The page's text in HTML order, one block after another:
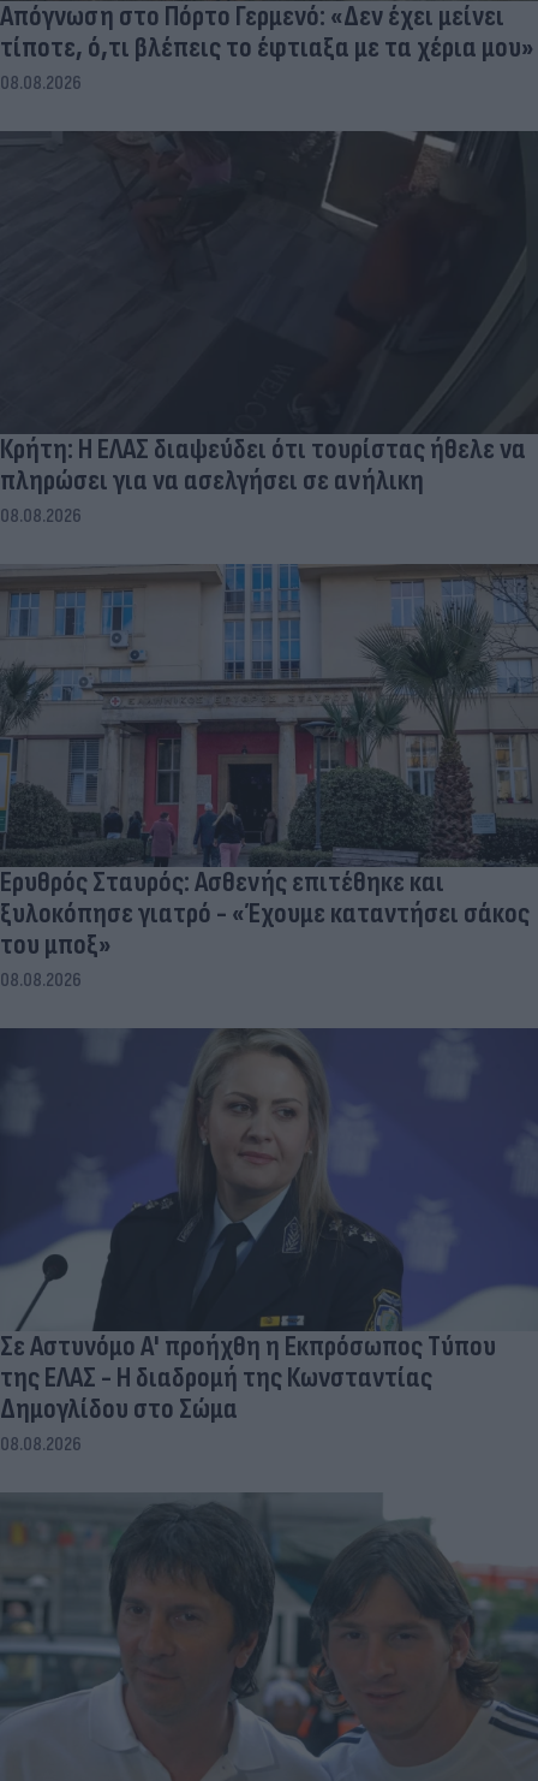
Απόγνωση στο Πόρτο Γερμενό: «Δεν έχει μείνει
τίποτε, ό,τι βλέπεις το έφτιαξα με τα χέρια μου»
08.08.2026
Κρήτη: Η ΕΛΑΣ διαψεύδει ότι τουρίστας ήθελε να
πληρώσει για να ασελγήσει σε ανήλικη
08.08.2026
Ερυθρός Σταυρός: Ασθενής επιτέθηκε και
ξυλοκόπησε γιατρό - «Έχουμε καταντήσει σάκος
του μποξ»
08.08.2026
Σε Αστυνόμο Α' προήχθη η Εκπρόσωπος Τύπου
της ΕΛΑΣ - Η διαδρομή της Κωνσταντίας
Δημογλίδου στο Σώμα
08.08.2026